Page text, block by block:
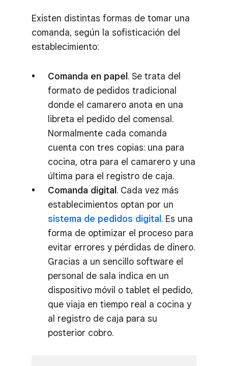
Existen distintas formas de tomar una
comanda, según la sofisticación del
establecimiento:
Comanda en papel. Se trata del
formato de pedidos tradicional
donde el camarero anota en una
libreta el pedido del comensal.
Normalmente cada comanda
cuenta con tres copias: una para
cocina, otra para el camarero y una
última para el registro de caja.
Comanda digital. Cada vez más
establecimientos optan por un
sistema de pedidos digital. Es una
forma de optimizar el proceso para
evitar errores y pérdidas de dinero.
Gracias a un sencillo software el
personal de sala indica en un
dispositivo móvil o tablet el pedido,
que viaja en tiempo real a cocina y
al registro de caja para su
posterior cobro.